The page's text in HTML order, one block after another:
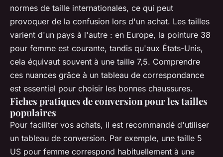
normes de taille internationales, ce qui peut
provoquer de la confusion lors d'un achat. Les tailles
varient d'un pays à l'autre : en Europe, la pointure 38
pour femme est courante, tandis qu'aux États-Unis,
cela équivaut souvent à une taille 7,5. Comprendre
ces nuances grâce à un tableau de correspondance
est essentiel pour choisir les bonnes chaussures.
Fiches pratiques de conversion pour les tailles
populaires
Pour faciliter vos achats, il est recommandé d'utiliser
un tableau de conversion. Par exemple, une taille 5
US pour femme correspond habituellement à une